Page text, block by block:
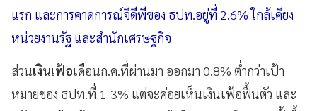
แรก และการคาดการณ์จีดีพีของ ธปท.อยู่ที่ 2.6% ใกล้เคียง
หน่วยงานรัฐ และสำนักเศรษฐกิจ
ส่วนเงินเฟ้อเดือนก.ค.ที่ผ่านมา ออกมา 0.8% ต่ำกว่าเป้า
หมายของ ธปท.ที่ 1-3% แต่จะค่อยเห็นเงินเฟ้อฟื้นตัว และ